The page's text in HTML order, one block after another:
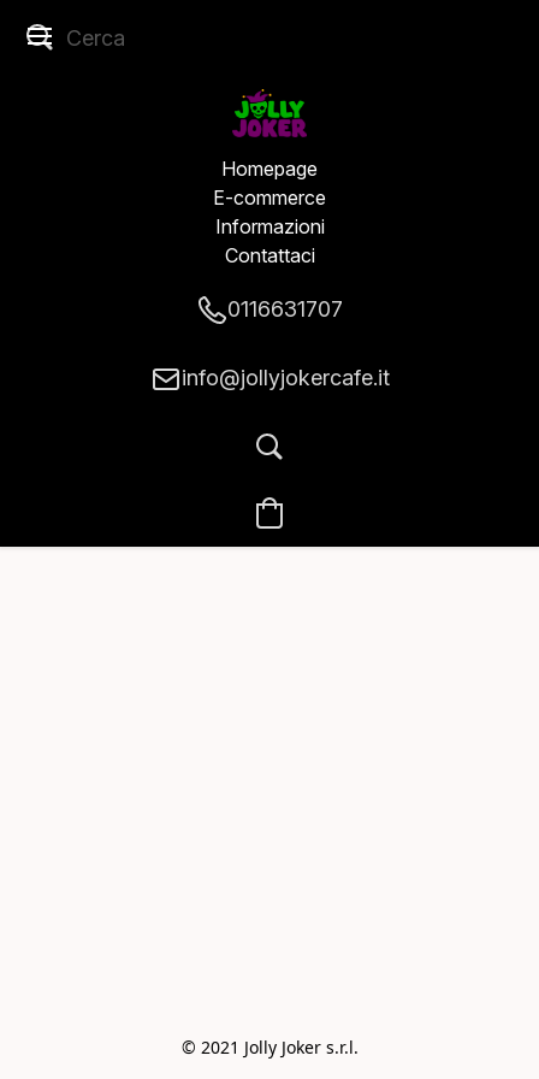
Homepage
E-commerce
Informazioni
Contattaci
0116631707
info@jollyjokercafe.it
© 2021 Jolly Joker s.r.l.